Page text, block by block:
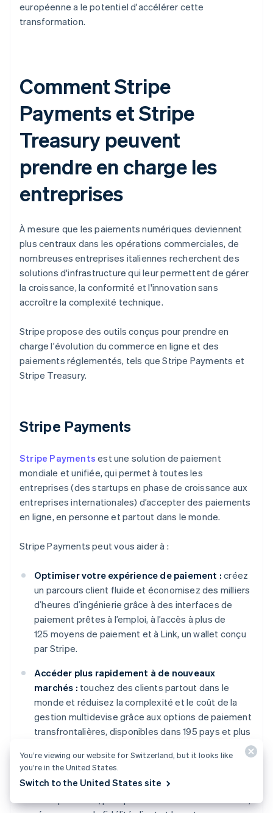
européenne a le potentiel d'accélérer cette
transformation.
Comment Stripe
Payments et Stripe
Treasury peuvent
prendre en charge les
entreprises
À mesure que les paiements numériques deviennent
plus centraux dans les opérations commerciales, de
nombreuses entreprises italiennes recherchent des
solutions d'infrastructure qui leur permettent de gérer
la croissance, la conformité et l'innovation sans
accroître la complexité technique.
Stripe propose des outils conçus pour prendre en
charge l'évolution du commerce en ligne et des
paiements réglementés, tels que Stripe Payments et
Stripe Treasury.
Stripe Payments
Stripe Payments est une solution de paiement
mondiale et unifiée, qui permet à toutes les
entreprises (des startups en phase de croissance aux
entreprises internationales) d’accepter des paiements
en ligne, en personne et partout dans le monde.
Stripe Payments peut vous aider à :
Optimiser votre expérience de paiement : créez
un parcours client fluide et économisez des milliers
d’heures d’ingénierie grâce à des interfaces de
paiement prêtes à l’emploi, à l’accès à plus de
125 moyens de paiement et à Link, un wallet conçu
par Stripe.
Accéder plus rapidement à de nouveaux
marchés : touchez des clients partout dans le
monde et réduisez la complexité et le coût de la
gestion multidevise grâce aux options de paiement
transfrontalières, disponibles dans 195 pays et plus
Unifier les paiements en ligne et en personne :
créez une expérience commerciale unifiée, en ligne
You’re viewing our website for Switzerland, but it looks like
you’re in the United States.
Switch to the United States site